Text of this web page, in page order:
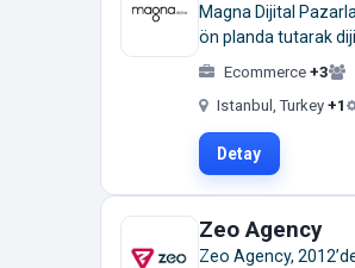
Magna Dijital
ön planda tutarak
Ecommerce +3
Istanbul, Turkey +1
Detay
Zeo Agency
Zeo Agency,